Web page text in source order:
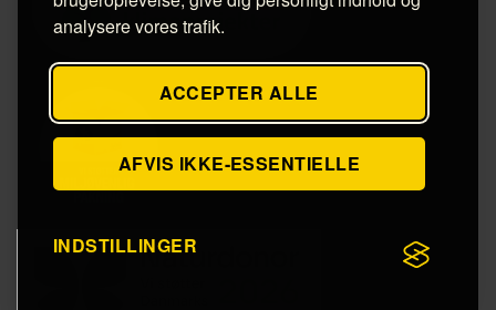
analysere vores trafik.
ACCEPTER ALLE
AFVIS IKKE-ESSENTIELLE
INDSTILLINGER